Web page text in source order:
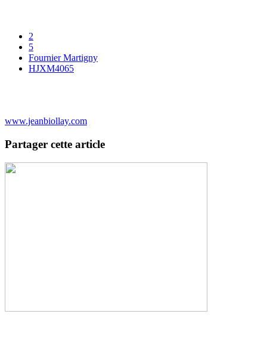
2
5
Fournier Martigny
HJXM4065
www.jeanbiollay.com
Partager cette article